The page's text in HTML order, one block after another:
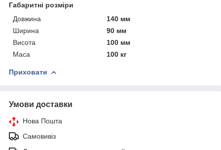
Габаритні розміри
Довжина
140 мм
Ширина
90 мм
Висота
100 мм
Маса
100 кг
Приховати
Умови доставки
Нова Пошта
Самовивіз